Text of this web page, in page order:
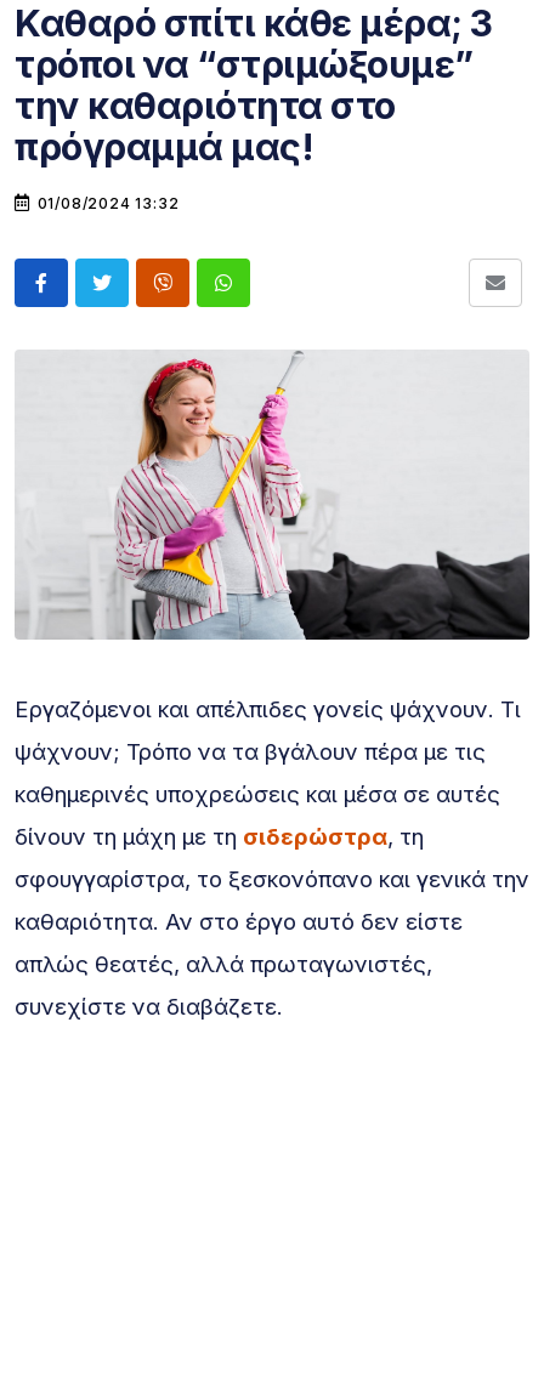
Καθαρό σπίτι κάθε μέρα; 3
τρόποι να “στριμώξουμε”
την καθαριότητα στο
πρόγραμμά μας!
01/08/2024 13:32
Εργαζόμενοι και απέλπιδες γονείς ψάχνουν. Τι
ψάχνουν; Τρόπο να τα βγάλουν πέρα με τις
καθημερινές υποχρεώσεις και μέσα σε αυτές
δίνουν τη μάχη με τη σιδερώστρα, τη
σφουγγαρίστρα, το ξεσκονόπανο και γενικά την
καθαριότητα. Αν στο έργο αυτό δεν είστε
απλώς θεατές, αλλά πρωταγωνιστές,
συνεχίστε να διαβάζετε.